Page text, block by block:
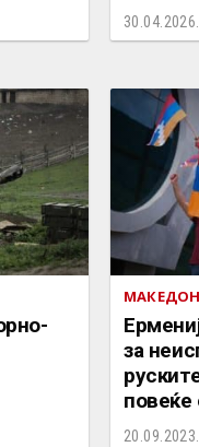
30.04.2026.
за
повеќе
20.09.2023.